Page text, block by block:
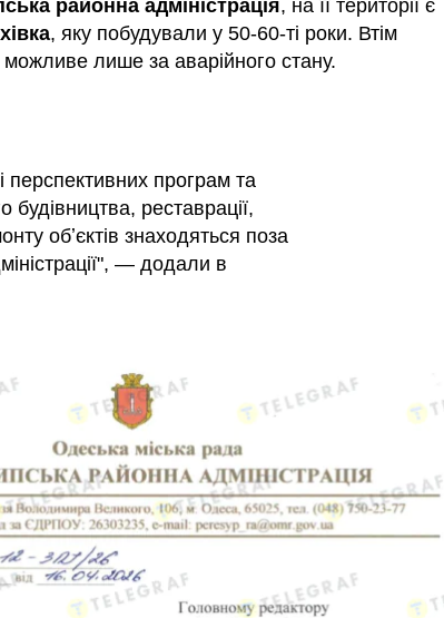
районна адміністрація, на її території є
, яку побудували у 50-60-ті роки. Втім
можливе лише за аварійного стану.
перспективних програм та
будівництва, реставрації,
обʼєктів знаходяться поза
— додали в